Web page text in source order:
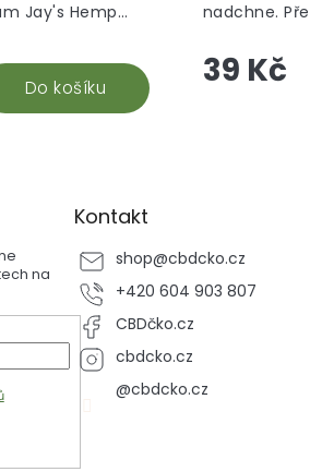
Do košíku
Jay's Hemp
39 Kč
nadchne.
příchuť.
na
Kontakt
shop@cbdcko.cz
+420 604 903 807
CBDčko.cz
cbdcko.cz
@cbdcko.cz